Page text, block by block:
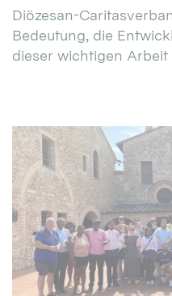
Diözesan-
Bedeutung, die
dieser wichtigen Arbeit